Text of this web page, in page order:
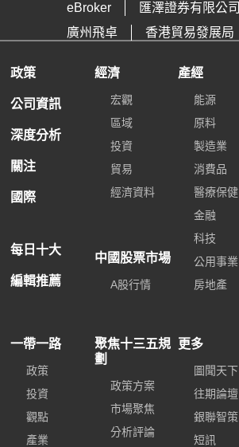
eBroker
匯澤證券有限公司
廣州飛卓
香港貿易發展局
政策
公司資訊
深度分析
關注
國際
每日十大
編輯推薦
經濟
宏觀
區域
投資
貿易
經濟資料
中國股票市場
A股行情
產經
能源
原料
製造業
消費品
醫療保健
金融
科技
公用事業
房地產
一帶一路
政策
投資
觀點
產業
聚焦十三五規
劃
政策方案
市場聚焦
分析評論
更多
圖聞天下
往期論壇
銀聯智策
短訊